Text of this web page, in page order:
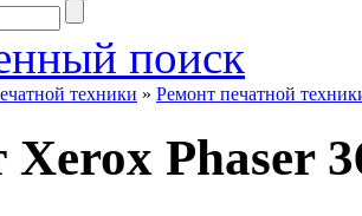
поиск
техники » Ремонт печатной
Xerox Phaser